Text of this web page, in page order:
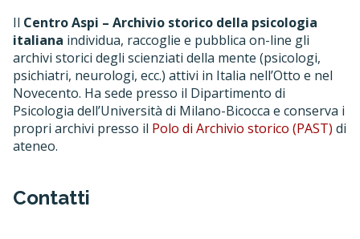
Il Centro Aspi – Archivio storico della psicologia
italiana individua, raccoglie e pubblica on-line gli
archivi storici degli scienziati della mente (psicologi,
psichiatri, neurologi, ecc.) attivi in Italia nell’Otto e nel
Novecento. Ha sede presso il Dipartimento di
Psicologia dell’Università di Milano-Bicocca e conserva i
propri archivi presso il Polo di Archivio storico (PAST) di
ateneo.
Contatti